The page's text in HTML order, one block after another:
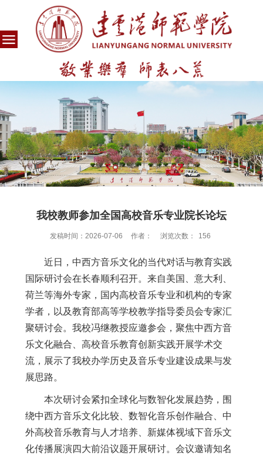
我校教师参加全国高校音乐专业院长论坛
发稿时间：2026-07-06 作者： 浏览次数： 156
近日，中西方音乐文化的当代对话与教育实践
国际研讨会在长春顺利召开。来自美国、意大利、
荷兰等海外专家，国内高校音乐专业和机构的专家
学者， 以及教育部高等学校教学指导委员会专家汇
聚研讨会。我校冯继教授应邀参会，聚焦中西方音
乐文化融合、高校音乐教育创新实践开展学术交
流，展示了我校办学历史及音乐专业建设成果与发
展思路。
本次研讨会紧扣全球化与数智化发展趋势，围
绕中西方音乐文化比较、数智化音乐创作融合、中
外高校音乐教育与人才培养、新媒体视域下音乐文
化传播展演四大前沿议题开展研讨。会议邀请知名